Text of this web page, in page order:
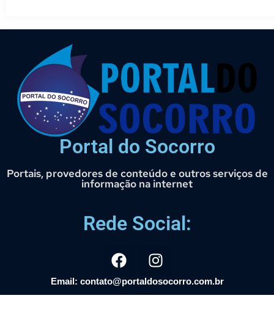
Portal do Socorro
Portais, provedores de conteúdo e outros serviços de
informação na internet
Rede Social:
Email: contato@portaldosocorro.com.br